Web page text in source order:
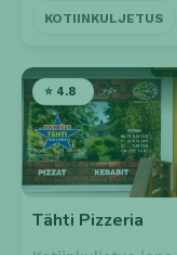
KOTIINKULJETUS
⭐ 4.8
Tähti Pizzeria